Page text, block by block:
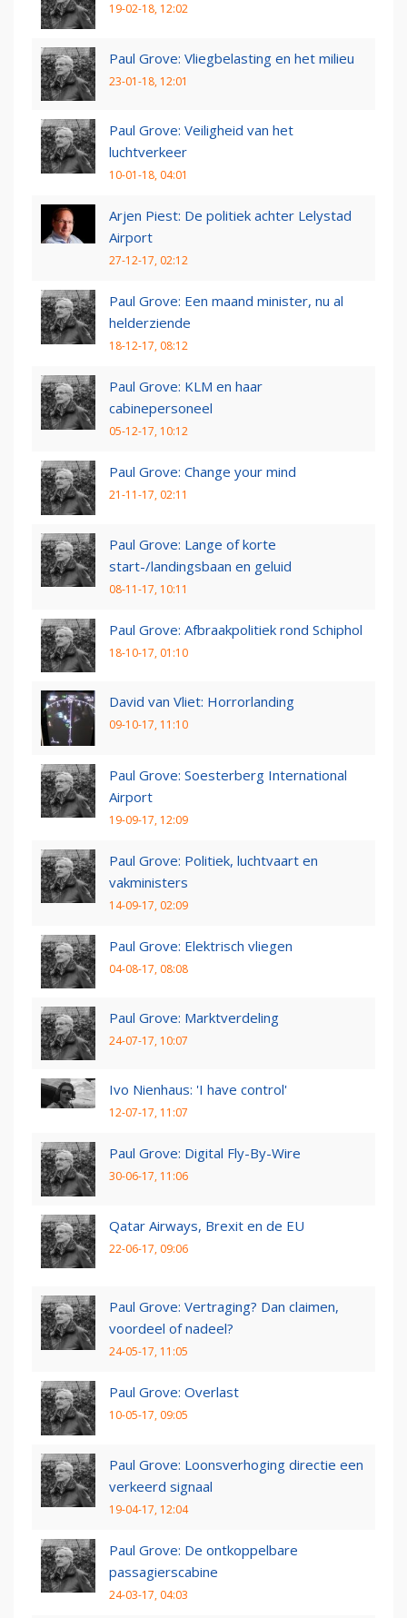
19-02-18, 12:02
Paul Grove: Vliegbelasting en het milieu
23-01-18, 12:01
Paul Grove: Veiligheid van het
luchtverkeer
10-01-18, 04:01
Arjen Piest: De politiek achter Lelystad
Airport
27-12-17, 02:12
Paul Grove: Een maand minister, nu al
helderziende
18-12-17, 08:12
Paul Grove: KLM en haar
cabinepersoneel
05-12-17, 10:12
Paul Grove: Change your mind
21-11-17, 02:11
Paul Grove: Lange of korte
start-/landingsbaan en geluid
08-11-17, 10:11
Paul Grove: Afbraakpolitiek rond Schiphol
18-10-17, 01:10
David van Vliet: Horrorlanding
09-10-17, 11:10
Paul Grove: Soesterberg International
Airport
19-09-17, 12:09
Paul Grove: Politiek, luchtvaart en
vakministers
14-09-17, 02:09
Paul Grove: Elektrisch vliegen
04-08-17, 08:08
Paul Grove: Marktverdeling
24-07-17, 10:07
Ivo Nienhaus: 'I have control'
12-07-17, 11:07
Paul Grove: Digital Fly-By-Wire
30-06-17, 11:06
Qatar Airways, Brexit en de EU
22-06-17, 09:06
Paul Grove: Vertraging? Dan claimen,
voordeel of nadeel?
24-05-17, 11:05
Paul Grove: Overlast
10-05-17, 09:05
Paul Grove: Loonsverhoging directie een
verkeerd signaal
19-04-17, 12:04
Paul Grove: De ontkoppelbare
passagierscabine
24-03-17, 04:03